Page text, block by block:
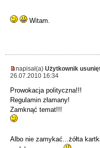
Witam.
napisał(a) Użytkownik
26.07.2010 16:34
Prowokacja polityczna!!!
Regulamin złamany!
Zamknąć temat!!!
Albo nie zamykać...żółta